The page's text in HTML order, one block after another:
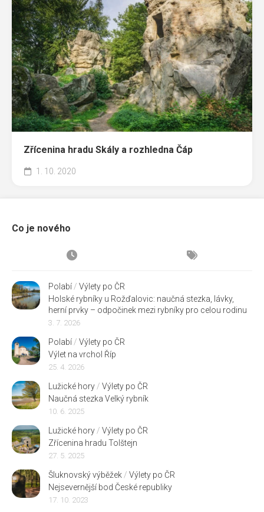
Zřícenina hradu Skály a rozhledna Čáp
1. 10. 2020
Co je nového
Polabí / Výlety po ČR
Holské rybníky u Rožďalovic: naučná stezka, lávky,
herní prvky – odpočinek mezi rybníky pro celou rodinu
3. 7. 2026
Polabí / Výlety po ČR
Výlet na vrchol Říp
25. 4. 2026
Lužické hory / Výlety po ČR
Naučná stezka Velký rybník
10. 6. 2025
Lužické hory / Výlety po ČR
Zřícenina hradu Tolštejn
27. 5. 2025
Šluknovský výběžek / Výlety po ČR
Nejsevernější bod České republiky
17. 10. 2023